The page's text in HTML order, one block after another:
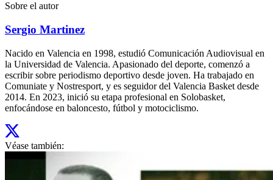
Sobre el autor
Sergio Martinez
Nacido en Valencia en 1998, estudió Comunicación Audiovisual en
la Universidad de Valencia. Apasionado del deporte, comenzó a
escribir sobre periodismo deportivo desde joven. Ha trabajado en
Comuniate y Nostresport, y es seguidor del Valencia Basket desde
2014. En 2023, inició su etapa profesional en Solobasket,
enfocándose en baloncesto, fútbol y motociclismo.
Véase también: